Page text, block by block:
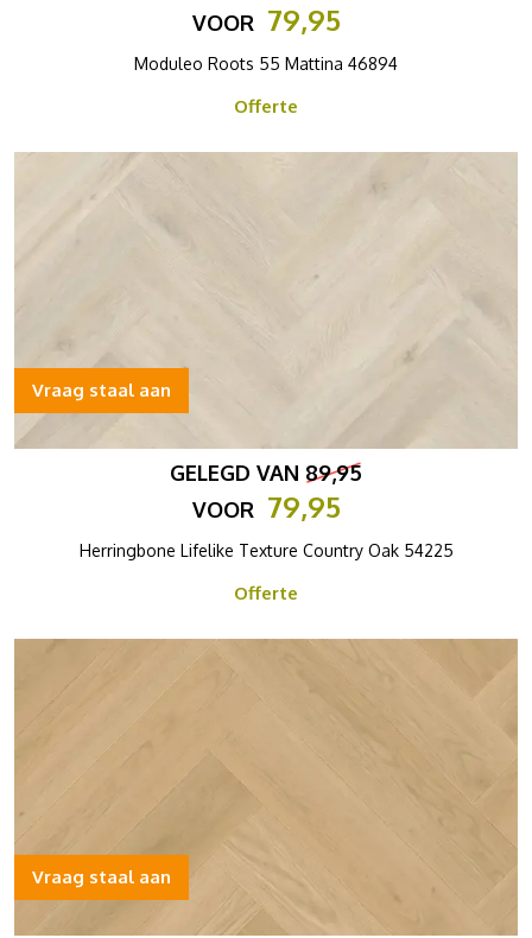
VOOR 79,95
Moduleo Roots 55 Mattina 46894
Offerte
GELEGD VAN 89,95
VOOR 79,95
Herringbone Lifelike Texture Country Oak 54225
Offerte
Vraag staal aan
Vraag staal aan